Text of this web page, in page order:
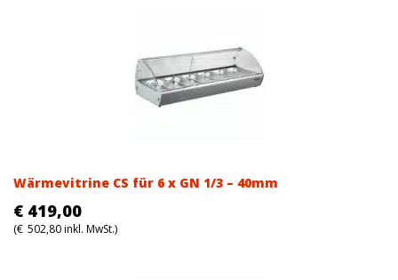
Wärmevitrine CS für 6 x GN 1/3 – 40mm
€ 419,00
(€ 502,80inkl. MwSt.)